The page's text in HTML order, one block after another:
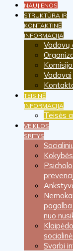
NAUJIENOS
STRUKTŪRA IR
KONTAKTINĖ
INFORMACIJA
Vadovų
Vadovai
TEISINĖ
INFORMACIJA
Teisės
VEIKLOS
SRITYS
pagalba
nuo
Svarbi